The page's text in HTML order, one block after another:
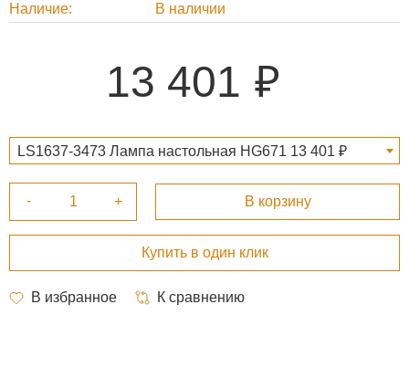
Наличие
В наличии
13 401
LS1637-3473 Лампа настольная HG671 13 401 ₽